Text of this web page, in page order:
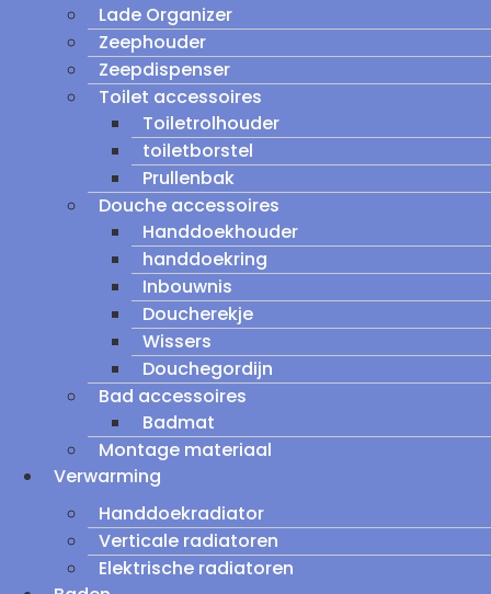
Lade Organizer
Zeephouder
Zeepdispenser
Toilet accessoires
Toiletrolhouder
toiletborstel
Prullenbak
Douche accessoires
Handdoekhouder
handdoekring
Inbouwnis
Doucherekje
Wissers
Douchegordijn
Bad accessoires
Badmat
Montage materiaal
Verwarming
Handdoekradiator
Verticale radiatoren
Elektrische radiatoren